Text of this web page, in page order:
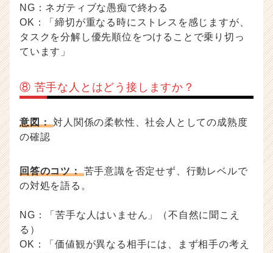
NG：ネガティブな愚痴で終わる
OK：「締切が重なる時にストレスを感じますが、
タスクを分解し優先順位をつけることで乗り切っ
ています」
⑧ 苦手な人とはどう接しますか？
意図：対人関係の柔軟性、社会人としての成熟度
の確認
回答のコツ：苦手意識を否定せず、行動レベルで
の対処を語る。
NG：「苦手な人はいません」（不自然に聞こえ
る）
OK：「価値観が異なる相手には、まず相手の考え